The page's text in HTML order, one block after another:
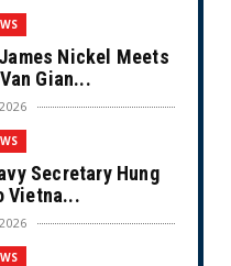
Nickel Meets
Gian...
Secretary Hung
Vietna...